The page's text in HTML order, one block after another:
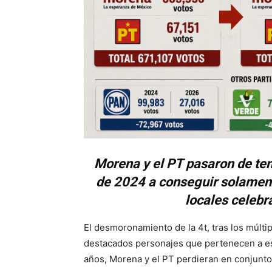
Morena y el PT pasaron de
de 2024 a conseguir
locales
El desmoronamiento de la 4t, tras los
destacados personajes que pertenecen a
años, Morena y el PT perdieran en